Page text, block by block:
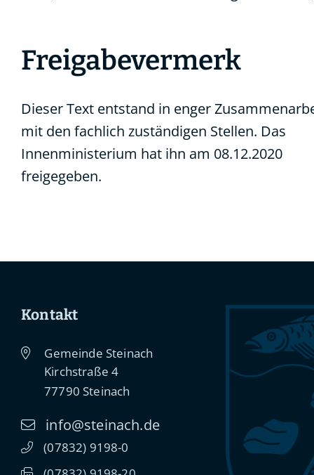
Freigabevermerk
Dieser Text entstand in enger
mit den fachlich zuständigen Stellen. Das
Innenministerium hat ihn am 08.12.2020
freigegeben.
Kontakt
Gemeinde Steinach
Kirchstraße 4
77790 Steinach
info@steinach.de
(07832) 91 98-0